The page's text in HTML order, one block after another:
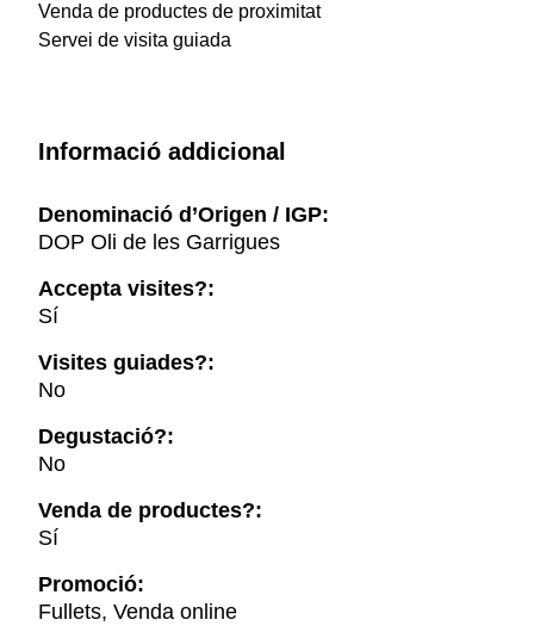
Venda de productes de proximitat
Servei de visita guiada
Informació addicional
Denominació d’Origen / IGP:
DOP Oli de les Garrigues
Accepta visites?:
Sí
Visites guiades?:
No
Degustació?:
No
Venda de productes?:
Sí
Promoció:
Fullets, Venda online